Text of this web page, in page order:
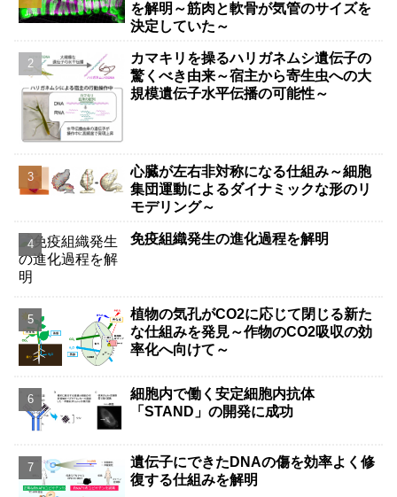
を解明～筋肉と軟骨が気管のサイズを
決定していた～
カマキリを操るハリガネムシ遺伝子の
驚くべき由来～宿主から寄生虫への大
規模遺伝子水平伝播の可能性～
心臓が左右非対称になる仕組み～細胞
集団運動によるダイナミックな形のリ
モデリング～
免疫組織発生の進化過程を解明
植物の気孔がCO2に応じて閉じる新た
な仕組みを発見～作物のCO2吸収の効
率化へ向けて～
細胞内で働く安定細胞内抗体
「STAND」の開発に成功
遺伝子にできたDNAの傷を効率よく修
復する仕組みを解明